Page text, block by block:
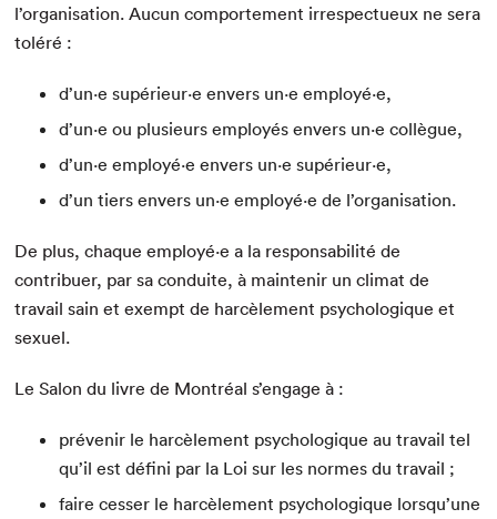
l’organisation. Aucun comportement irrespectueux ne sera
toléré :
d’un·e supérieur·e envers un·e employé·e,
d’un·e ou plusieurs employés envers un·e collègue,
d’un·e employé·e envers un·e supérieur·e,
d’un tiers envers un·e employé·e de l’organisation.
De plus, chaque employé·e a la responsabilité de
contribuer, par sa conduite, à maintenir un climat de
travail sain et exempt de harcèlement psychologique et
sexuel.
Le Salon du livre de Montréal s’engage à :
prévenir le harcèlement psychologique au travail tel
qu’il est défini par la Loi sur les normes du travail ;
faire cesser le harcèlement psychologique lorsqu’une